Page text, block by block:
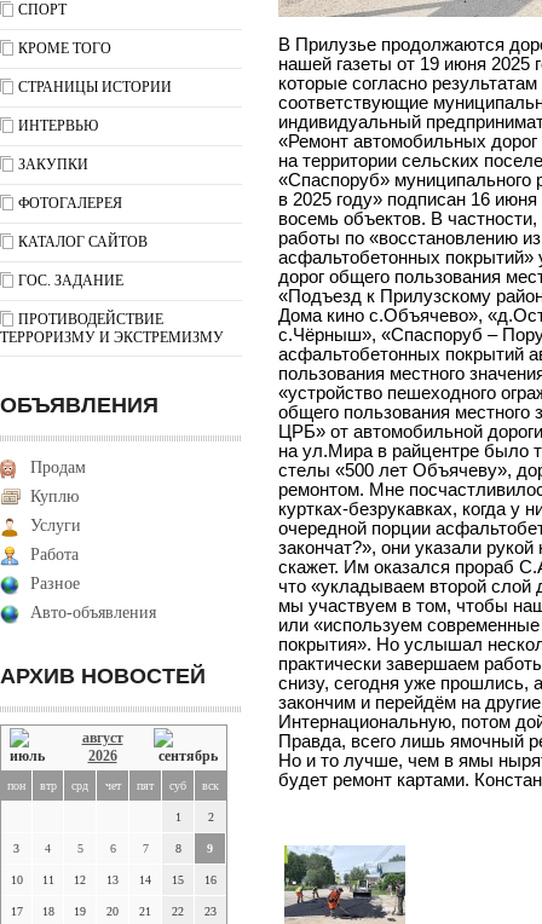
СПОРТ
КРОМЕ ТОГО
СТРАНИЦЫ ИСТОРИИ
ИНТЕРВЬЮ
ЗАКУПКИ
ФОТОГАЛЕРЕЯ
КАТАЛОГ САЙТОВ
ГОС. ЗАДАНИЕ
ПРОТИВОДЕЙСТВИЕ
ТЕРРОРИЗМУ И ЭКСТРЕМИЗМУ
ОБЪЯВЛЕНИЯ
Продам
Куплю
Услуги
Работа
Разное
Авто-объявления
АРХИВ НОВОСТЕЙ
август
2026
пон втр срд чет пят суб вск
1 2
3 4 5 6 7 8 9
10 11 12 13 14 15 16
17 18 19 20 21 22 23
В Прилузье продолжаются
нашей газеты от 19 июня
которые согласно
соответствующие
индивидуальный
«Ремонт автомобильных дорог
на территории сельских
«Спаспоруб» муниципального
в 2025 году» подписан 16 июня
восемь объектов. В
работы по «восстановлению
асфальтобетонных
дорог общего пользования
«Подъезд к Прилузскому
Дома кино с.Объячево»,
с.Чёрныш», «Спаспоруб –
асфальтобетонных покрытий
пользования местного
«устройство пешеходного
общего пользования
ЦРБ» от автомобильной
на ул.Мира в райцентре было
стелы «500 лет Объячеву»,
ремонтом. Мне
куртках-безрукавках, когда у
очередной порции
закончат?», они указали
скажет. Им оказался прораб
что «укладываем второй слой
мы участвуем в том, чтобы
или «используем современные
покрытия». Но услышал
практически завершаем
снизу, сегодня уже прошлись,
закончим и перейдём на
Интернациональную, потом
Правда, всего лишь ямочный
Но и то лучше, чем в ямы
будет ремонт картами.